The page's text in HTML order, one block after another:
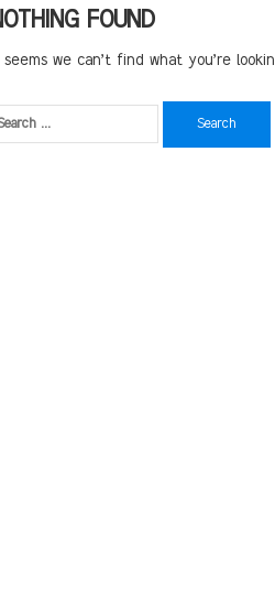
FOUND
we can’t find what you’re